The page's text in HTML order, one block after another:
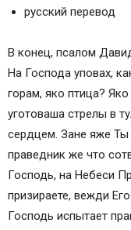
русский перевод
В конец, псалом
На Господа уповах,
горам, яко птица?
уготоваша стрелы в
сердцем. Зане яже Ты
праведник же что
Господь, на Небеси
призираете, вежди
Господь испытает